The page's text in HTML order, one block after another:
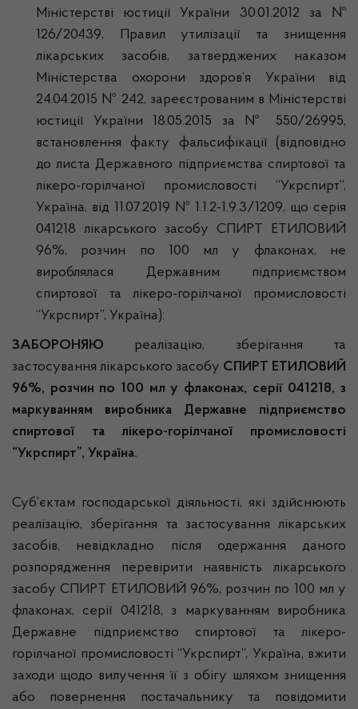
Міністерстві юстиції України 30.01.2012 за №
126/20439, Правил утилізації та знищення
лікарських засобів, затверджених наказом
Міністерства охорони здоров’я України від
24.04.2015 № 242, зареєстрованим в Міністерстві
юстиції України 18.05.2015 за № 550/26995,
встановлення факту фальсифікації (відповідно
до листа Державного підприємства спиртової та
лікеро-горілчаної промисловості “Укрспирт”,
Україна, від 11.07.2019 № 1.1.2-1.9.3/1209, що серія
041218 лікарського засобу СПИРТ ЕТИЛОВИЙ
96%, розчин по 100 мл у флаконах, не
вироблялася Державним підприємством
спиртової та лікеро-горілчаної промисловості
“Укрспирт”, Україна):
ЗАБОРОНЯЮ реалізацію, зберігання та
застосування лікарського засобу СПИРТ ЕТИЛОВИЙ
96%, розчин по 100 мл у флаконах, серії 041218, з
маркуванням виробника Державне підприємство
спиртової та лікеро-горілчаної промисловості
“Укрспирт”, Україна.
Суб’єктам господарської діяльності, які здійснюють
реалізацію, зберігання та застосування лікарських
засобів, невідкладно після одержання даного
розпорядження перевірити наявність лікарського
засобу СПИРТ ЕТИЛОВИЙ 96%, розчин по 100 мл у
флаконах, серії 041218, з маркуванням виробника
Державне підприємство спиртової та лікеро-
горілчаної промисловості “Укрспирт”, Україна, вжити
заходи щодо вилучення її з обігу шляхом знищення
або повернення постачальнику та повідомити